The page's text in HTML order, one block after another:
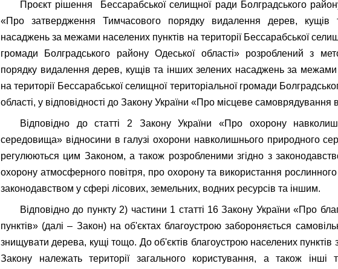
Проєкт рішення Бессарабської селищної ради Болградського
«Про затвердження Тимчасового порядку видалення дерев, кущів
насаджень за межами населених пунктів на території Бессарабської
громади Болградського району Одеської області» розроблений з
порядку видалення дерев, кущів та інших зелених насаджень за межами
на території Бессарабської селищної територіальної громади
області, у відповідності до Закону України «Про місцеве самоврядування в
Відповідно до статті 2 Закону України «Про охорону
середовища» відносини в галузі охорони навколишнього природного
регулюються цим Законом, а також розробленими згідно з
охорону атмосферного повітря, про охорону та використання рослинного
законодавством у сфері лісових, земельних, водних ресурсів та іншим.
Відповідно до пункту 2) частини 1 статті 16 Закону України «Про
пунктів» (далі – Закон) на об'єктах благоустрою забороняється
знищувати дерева, кущі тощо. До об'єктів благоустрою населених пунктів
Закону належать території загального користування, а також інші